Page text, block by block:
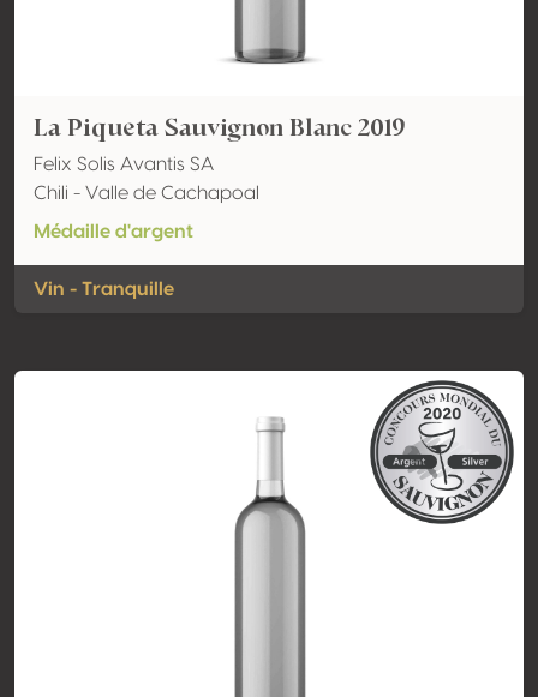
La Piqueta Sauvignon Blanc 2019
Felix Solis Avantis SA
Chili - Valle de Cachapoal
Médaille d'argent
Vin - Tranquille